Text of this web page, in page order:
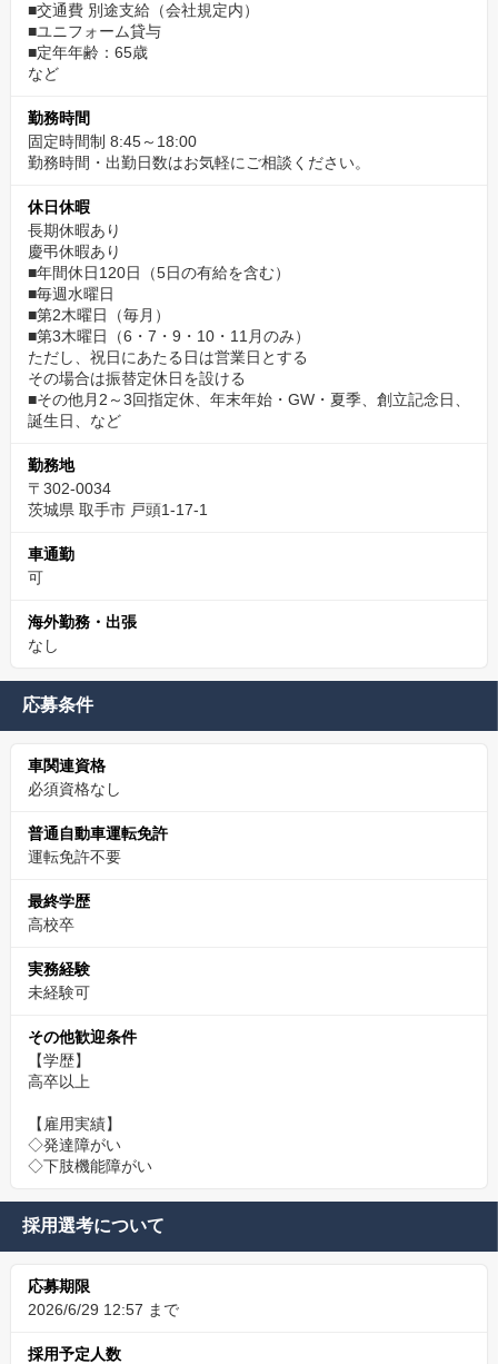
■交通費 別途支給（会社規定内）
■ユニフォーム貸与
■定年年齢：65歳
など
勤務時間
固定時間制 8:45～18:00
勤務時間・出勤日数はお気軽にご相談ください。
休日休暇
長期休暇あり
慶弔休暇あり
■年間休日120日（5日の有給を含む）
■毎週水曜日
■第2木曜日（毎月）
■第3木曜日（6・7・9・10・11月のみ）
ただし、祝日にあたる日は営業日とする
その場合は振替定休日を設ける
■その他月2～3回指定休、年末年始・GW・夏季、創立記念日、
誕生日、など
勤務地
〒302-0034
茨城県 取手市 戸頭1-17-1
車通勤
可
海外勤務・出張
なし
応募条件
車関連資格
必須資格なし
普通自動車運転免許
運転免許不要
最終学歴
高校卒
実務経験
未経験可
その他歓迎条件
【学歴】
高卒以上
【雇用実績】
◇発達障がい
◇下肢機能障がい
採用選考について
応募期限
2026/6/29 12:57 まで
採用予定人数